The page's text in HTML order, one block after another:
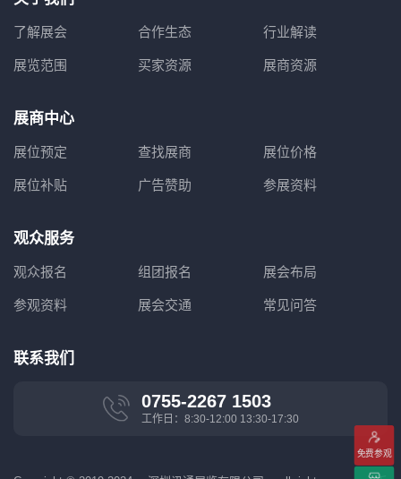
了解展会 合作生态 行业解读
展览范围 买家资源 展商资源
展商中心
展位预定 查找展商 展位价格
展位补贴 广告赞助 参展资料
观众服务
观众报名 组团报名 展会布局
参观资料 展会交通 常见问答
联系我们
0755-2267 1503
工作日：8:30-12:00 13:30-17:30
免费参观